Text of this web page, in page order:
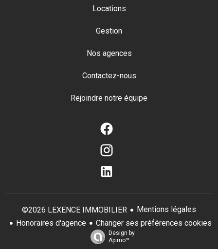
Locations
Gestion
Nos agences
Contactez-nous
Rejoindre notre équipe
©2026 LEXENCE IMMOBILIER
Mentions légales
Honoraires d'agence
Changer ses préférences cookies
Design by
Apimo™